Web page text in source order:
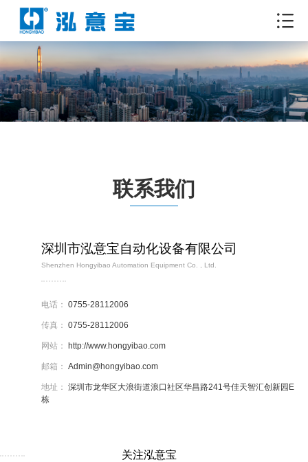
联系我们
深圳市泓意宝自动化设备有限公司
Shenzhen Hongyibao Automation Equipment Co. , Ltd.
电话： 0755-28112006
传真： 0755-28112006
网站： http://www.hongyibao.com
邮箱： Admin@hongyibao.com
地址： 深圳市龙华区大浪街道浪口社区华昌路241号佳天智汇创新园E
栋
关注泓意宝